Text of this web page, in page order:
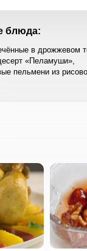
блюда:
в дрожжевом
«Пеламуши»,
пельмени из